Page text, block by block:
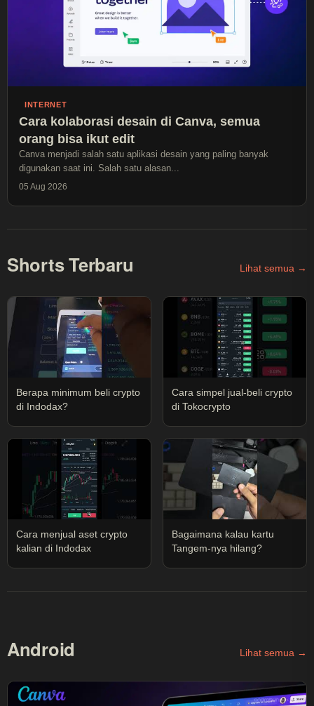
INTERNET
Cara kolaborasi desain di Canva, semua
orang bisa ikut edit
Canva menjadi salah satu aplikasi desain yang paling banyak
digunakan saat ini. Salah satu alasan...
05 Aug 2026
Shorts Terbaru Lihat semua →
Berapa minimum beli crypto
di Indodax?
Cara simpel jual-beli crypto
di Tokocrypto
Cara menjual aset crypto
kalian di Indodax
Bagaimana kalau kartu
Tangem-nya hilang?
Android Lihat semua →